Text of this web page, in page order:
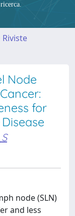
Node
for
node (SLN)
and less